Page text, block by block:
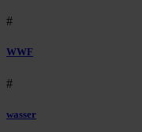
#
WWF
#
wasser